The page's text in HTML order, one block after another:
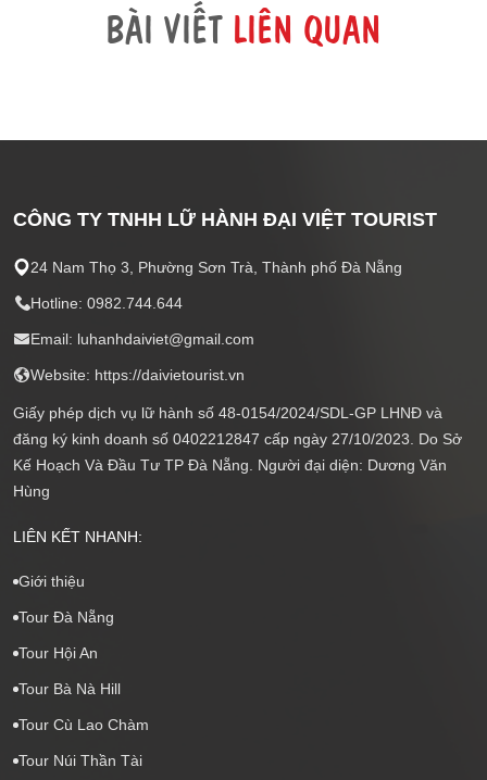
BÀI VIẾT LIÊN QUAN
CÔNG TY TNHH LỮ HÀNH ĐẠI VIỆT TOURIST
24 Nam Thọ 3, Phường Sơn Trà, Thành phố Đà Nẵng
Hotline: 0982.744.644
Email: luhanhdaiviet@gmail.com
Website: https://daivietourist.vn
Giấy phép dịch vụ lữ hành số 48-0154/2024/SDL-GP LHNĐ và
đăng ký kinh doanh số 0402212847 cấp ngày 27/10/2023. Do Sở
Kế Hoạch Và Đầu Tư TP Đà Nẵng. Người đại diện: Dương Văn
Hùng
LIÊN KẾT NHANH:
Giới thiệu
Tour Đà Nẵng
Tour Hội An
Tour Bà Nà Hill
Tour Cù Lao Chàm
Tour Núi Thần Tài